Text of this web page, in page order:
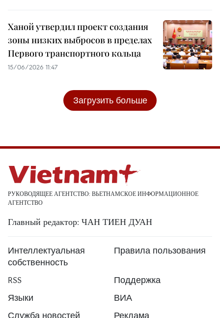
Ханой утвердил проект создания
зоны низких выбросов в пределах
Первого транспортного кольца
15/06/2026 11:47
Загрузить больше
РУКОВОДЯЩЕЕ АГЕНТСТВО: ВЬЕТНАМСКОЕ ИНФОРМАЦИОННОЕ
АГЕНТСТВО
Главный редактор: ЧАН ТИЕН ДУАН
Интеллектуальная
собственность
Правила пользования
RSS
Поддержка
Языки
ВИА
Служба новостей
Реклама